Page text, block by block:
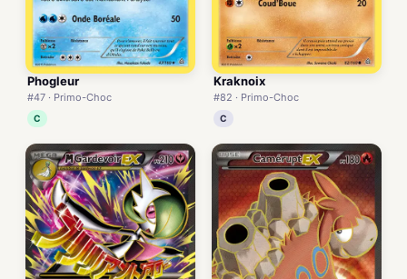
Phogleur
#47 · Primo-Choc
C
Kraknoix
#82 · Primo-Choc
C